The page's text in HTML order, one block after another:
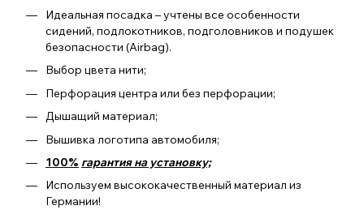
Идеальная посадка – учтены все особенности
сидений, подлокотников, подголовников и подушек
безопасности (Airbag).
Выбор цвета нити;
Перфорация центра или без перфорации;
Дышащий материал;
Вышивка логотипа автомобиля;
100% гарантия на установку;
Используем высококачественный материал из
Германии!